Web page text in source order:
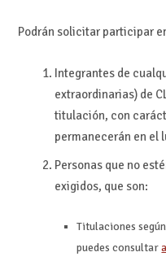
Podrán solicitar participar
Integrantes de
extraordinarias) de
titulación, con
permanecerán en el
Personas que no
exigidos, que son:
Titulaciones
puedes consultar